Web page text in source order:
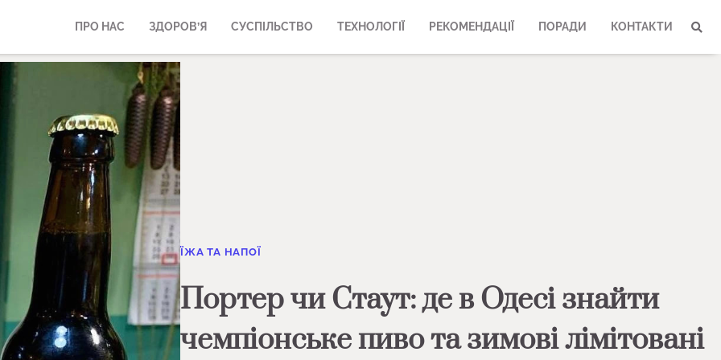
ПРО НАС ЗДОРОВ’Я СУСПІЛЬСТВО ТЕХНОЛОГІЇ РЕКОМЕНДАЦІЇ ПОРАДИ КОНТАКТИ
ЇЖА ТА НАПОЇ
Портер чи Стаут: де в Одесі знайти
чемпіонське пиво та зимові лімітовані